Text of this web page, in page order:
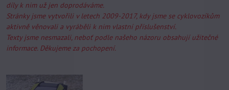
díly k nim už jen doprodáváme.
Stránky jsme vytvořili v letech 2009-2017, kdy jsme se cyklovozíkům
aktivně věnovali a vyráběli k nim vlastní příslušenství.
Texty jsme nesmazali, neboť podle našeho názoru obsahují užitečné
informace. Děkujeme za pochopení.